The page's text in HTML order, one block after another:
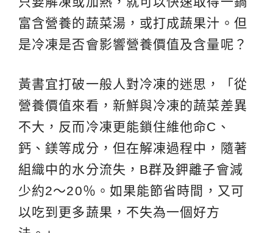
富含營養的蔬菜湯，或打成蔬果汁。但
是冷凍是否會影響營養價值及含量呢？
黃書宜打破一般人對冷凍的迷思，「從
營養價值來看，新鮮與冷凍的蔬菜差異
不大，反而冷凍更能鎖住維他命C、
鈣、鎂等成分，但在解凍過程中，隨著
組織中的水分流失，B群及鉀離子會減
少約2～20％。如果能節省時間，又可
以吃到更多蔬果，不失為一個好方